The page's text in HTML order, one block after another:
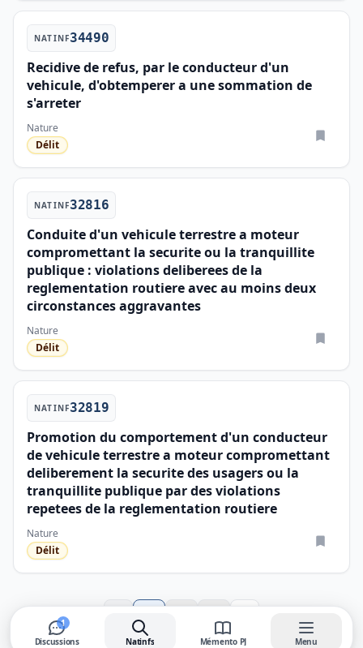
NATINF34490
Recidive de refus, par le conducteur d'un
vehicule, d'obtemperer a une sommation de
s'arreter
Nature
Délit
NATINF32816
Conduite d'un vehicule terrestre a moteur
compromettant la securite ou la tranquillite
publique : violations deliberees de la
reglementation routiere avec au moins deux
circonstances aggravantes
Nature
Délit
NATINF32819
Promotion du comportement d'un conducteur
de vehicule terrestre a moteur compromettant
deliberement la securite des usagers ou la
tranquillite publique par des violations
repetees de la reglementation routiere
Nature
Délit
1
Discussions
Natinfs Mémento PJ Menu